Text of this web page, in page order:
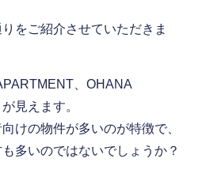
をご紹介させていただきま
、OHANA
見えます。
けの物件が多いのが特徴で、
多いのではないでしょうか？